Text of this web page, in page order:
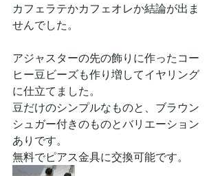
カフェラテかカフェオレか結論が出ま
せんでした。
アジャスターの先の飾りに作ったコー
ヒー豆ビーズも作り増してイヤリング
に仕立てました。
豆だけのシンプルなものと、ブラウン
シュガー付きのものとバリエーション
ありです。
無料でピアス金具に交換可能です。